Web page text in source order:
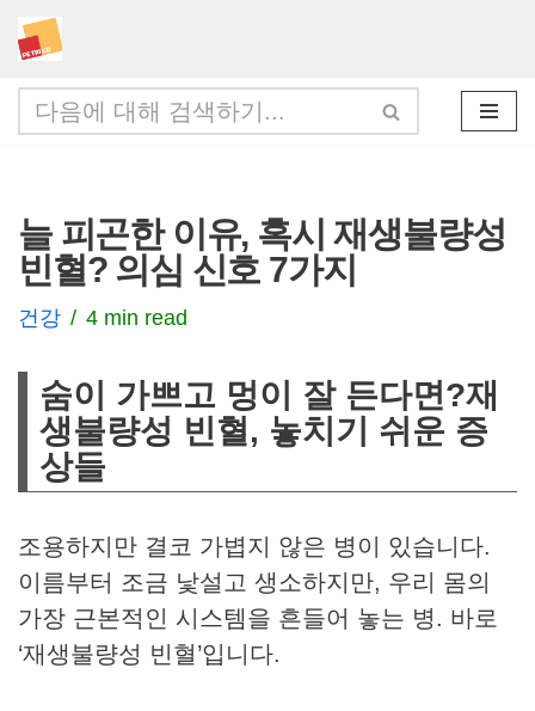
콘
텐
츠
건
너
뛰
기
늘 피곤한 이유, 혹시 재생불량성
빈혈? 의심 신호 7가지
건강 4 min read
숨이 가쁘고 멍이 잘 든다면?재
생불량성 빈혈, 놓치기 쉬운 증
상들
조용하지만 결코 가볍지 않은 병이 있습니다.
이름부터 조금 낯설고 생소하지만, 우리 몸의
가장 근본적인 시스템을 흔들어 놓는 병. 바로
‘재생불량성 빈혈’입니다.